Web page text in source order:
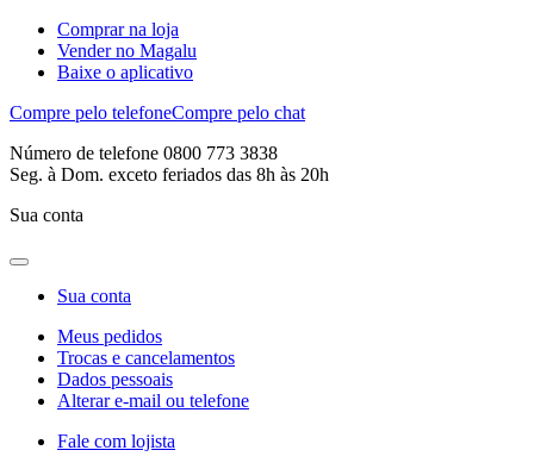
Comprar na loja
Vender no Magalu
Baixe o aplicativo
Compre pelo telefoneCompre pelo chat
Número de telefone 0800 773 3838
Seg. à Dom. exceto feriados das 8h às 20h
Sua conta
Sua conta
Meus pedidos
Trocas e cancelamentos
Dados pessoais
Alterar e-mail ou telefone
Fale com lojista